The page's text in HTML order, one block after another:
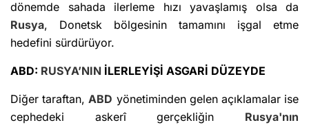
dönemde sahada ilerleme hızı yavaşlamış olsa da
Rusya, Donetsk bölgesinin tamamını işgal etme
hedefini sürdürüyor.
ABD: RUSYA’NIN İLERLEYİŞİ ASGARİ DÜZEYDE
Diğer taraftan,ABD yönetiminden gelen açıklamalar ise
cephedeki askerî gerçekliğin Rusya'nın